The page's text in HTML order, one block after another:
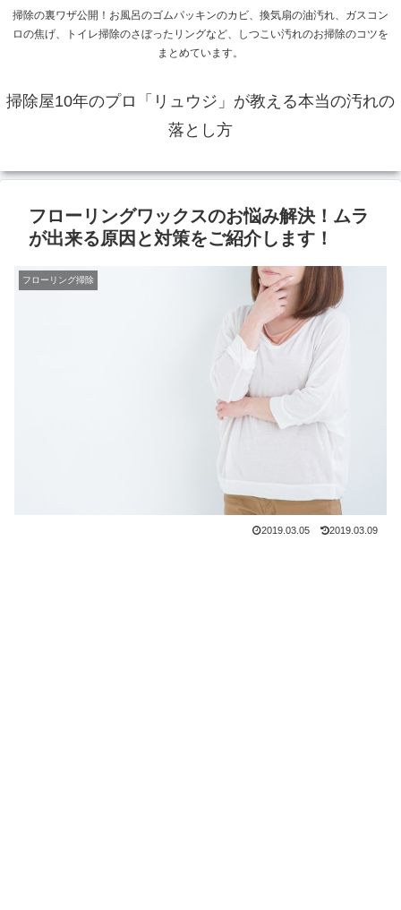
掃除の裏ワザ公開！お風呂のゴムパッキンのカビ、換気扇の油汚れ、ガスコン
ロの焦げ、トイレ掃除のさぼったリングなど、しつこい汚れのお掃除のコツを
まとめています。
掃除屋10年のプロ「リュウジ」が教える本当の汚れの
落とし方
フローリングワックスのお悩み解決！ムラ
が出来る原因と対策をご紹介します！
フローリング掃除
2019.03.05 2019.03.09